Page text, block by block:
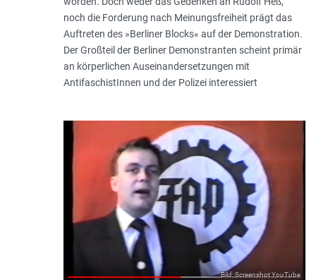
noch die Forderung nach Meinungsfreiheit prägt das
Auftreten des »Berliner Blocks« auf der Demonstration.
Der Großteil der Berliner Demonstranten scheint primär
an körperlichen Auseinandersetzungen mit
AntifaschistInnen und der Polizei interessiert
Bild: Screenshot YouTube